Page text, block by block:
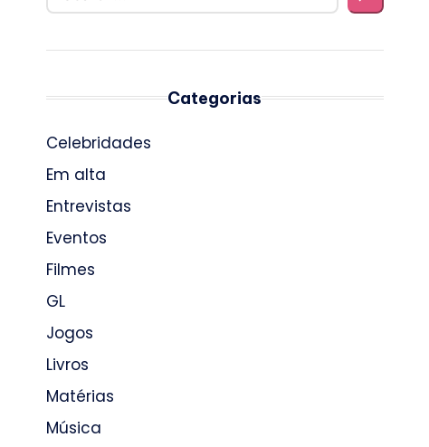
Categorias
Celebridades
Em alta
Entrevistas
Eventos
Filmes
GL
Jogos
Livros
Matérias
Música